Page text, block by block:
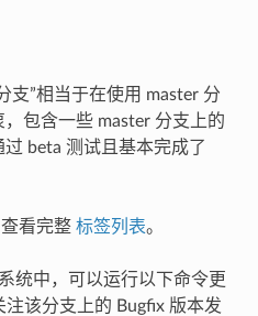
支”相当于在使用 master 分
包含一些 master 分支上的
beta 测试且基本完成了
看完整 标签列表。
统中，可以运行以下命令更
注该分支上的 Bugfix 版本发